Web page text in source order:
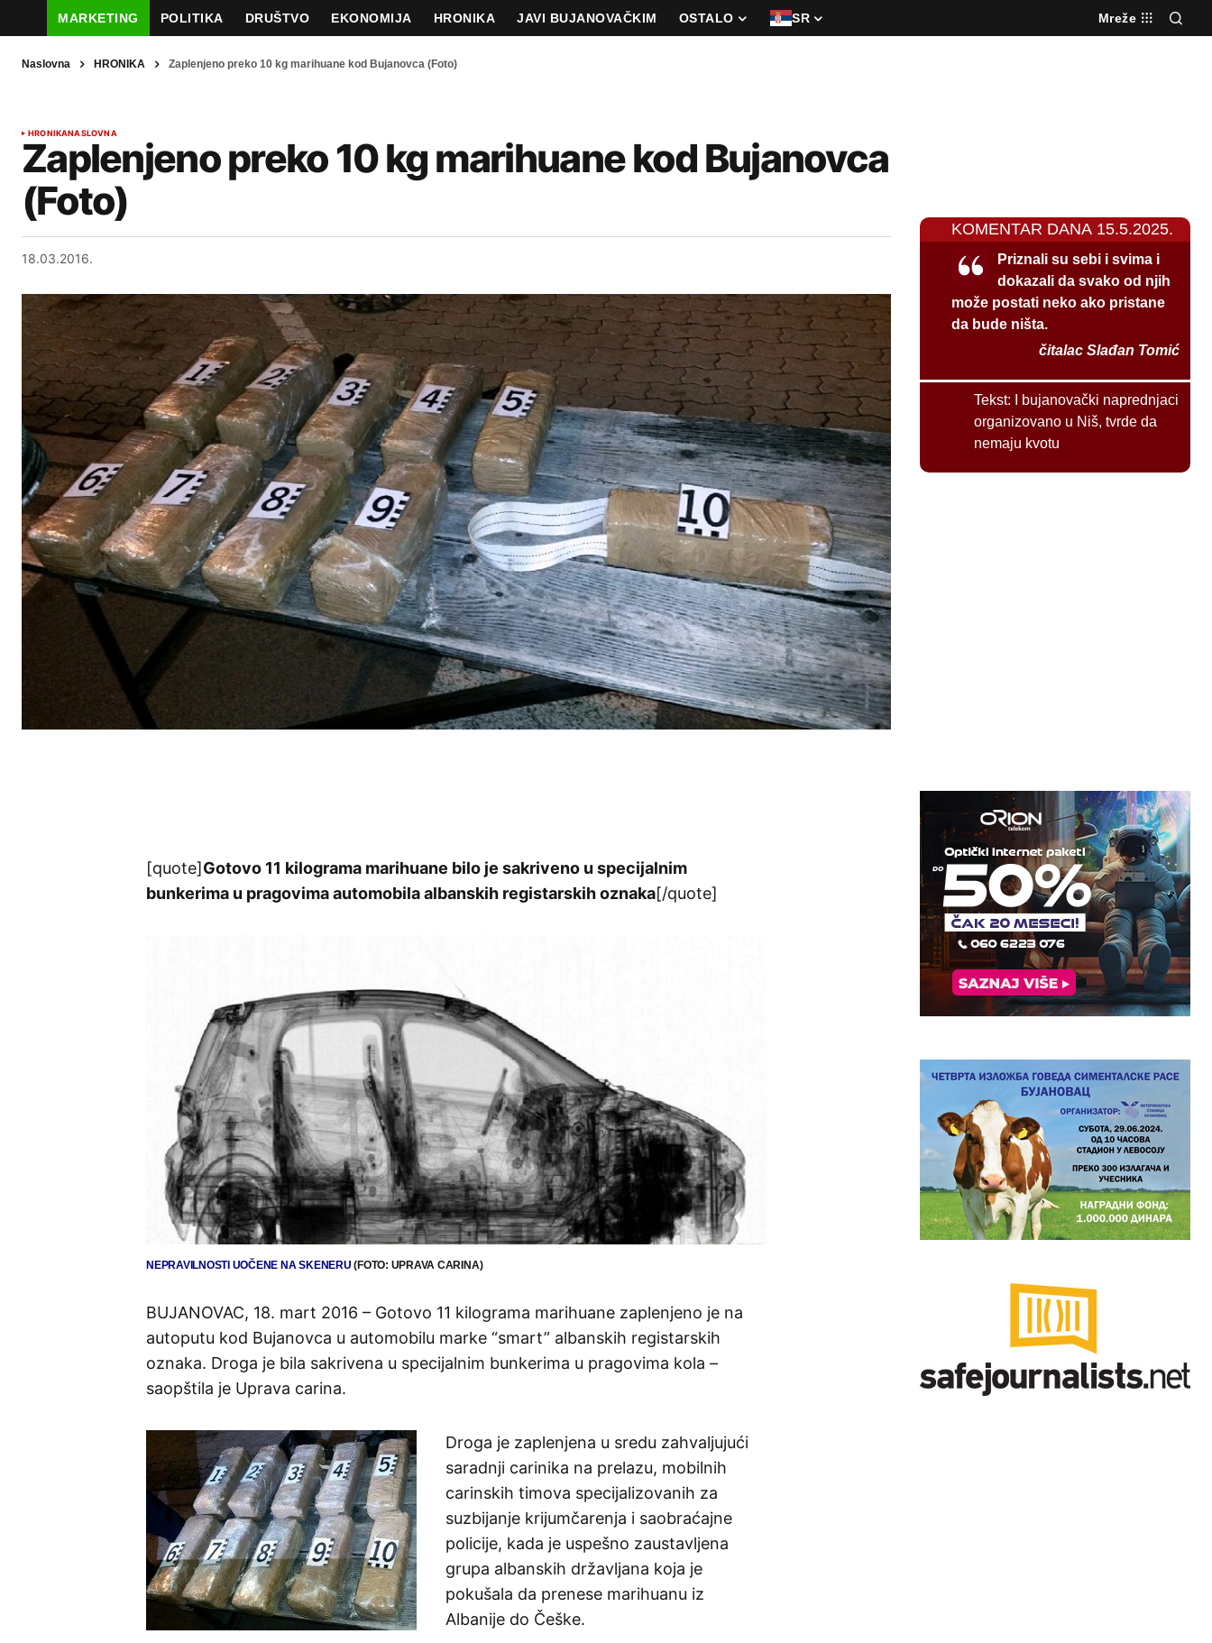
MARKETING POLITIKA DRUŠTVO EKONOMIJA HRONIKA JAVI BUJANOVAČKIM OSTALO SR Mreže
Naslovna HRONIKA Zaplenjeno preko 10 kg marihuane kod Bujanovca (Foto)
HRONIKANASLOVNA
Zaplenjeno preko 10 kg marihuane kod Bujanovca
(Foto)
18.03.2016.
[quote]Gotovo 11 kilograma marihuane bilo je sakriveno u specijalnim
bunkerima u pragovima automobila albanskih registarskih oznaka[/quote]
NEPRAVILNOSTI UOČENE NA SKENERU (FOTO: UPRAVA CARINA)
BUJANOVAC, 18. mart 2016 – Gotovo 11 kilograma marihuane zaplenjeno je na
autoputu kod Bujanovca u automobilu marke “smart” albanskih registarskih
oznaka. Droga je bila sakrivena u specijalnim bunkerima u pragovima kola –
saopštila je Uprava carina.
Droga je zaplenjena u sredu zahvaljujući
saradnji carinika na prelazu, mobilnih
carinskih timova specijalizovanih za
suzbijanje krijumčarenja i saobraćajne
policije, kada je uspešno zaustavljena
grupa albanskih državljana koja je
pokušala da prenese marihuanu iz
Albanije do Češke.
KOMENTAR DANA 15.5.2025.
Priznali su sebi i svima i
dokazali da svako od njih
može postati neko ako pristane
da bude ništa.
čitalac Slađan Tomić
Tekst:
I bujanovački naprednjaci
organizovano u Niš, tvrde da
nemaju kvotu